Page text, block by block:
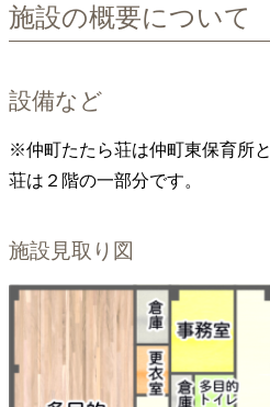
施設の概要について
設備など
※仲町たたら荘は仲町東保育所
荘は２階の一部分です。
施設見取り図